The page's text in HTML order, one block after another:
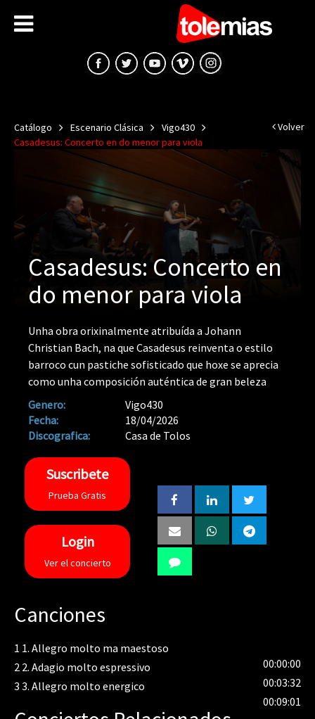
Catálogo Escenario Clásica
Vigo430
Casadesus: Concerto en do menor para viola
Volver
Casadesus: Concerto en
do menor para viola
Unha obra orixinalmente atribuída a Johann
Christian Bach, na que Casadesus reinventa o estilo
barroco cun pastiche sofisticado que hoxe se aprecia
como unha composición auténtica de gran beleza
Genero:
Vigo430
Fecha:
18/04/2026
Discografica:
Casa de Tolos
Suscribete
Prueba Gratis
Login
Ver el concierto
Canciones
1 1. Allegro molto ma maestoso
00:00:00
2 2. Adagio molto espressivo
00:03:32
3 3. Allegro molto energico
00:09:01